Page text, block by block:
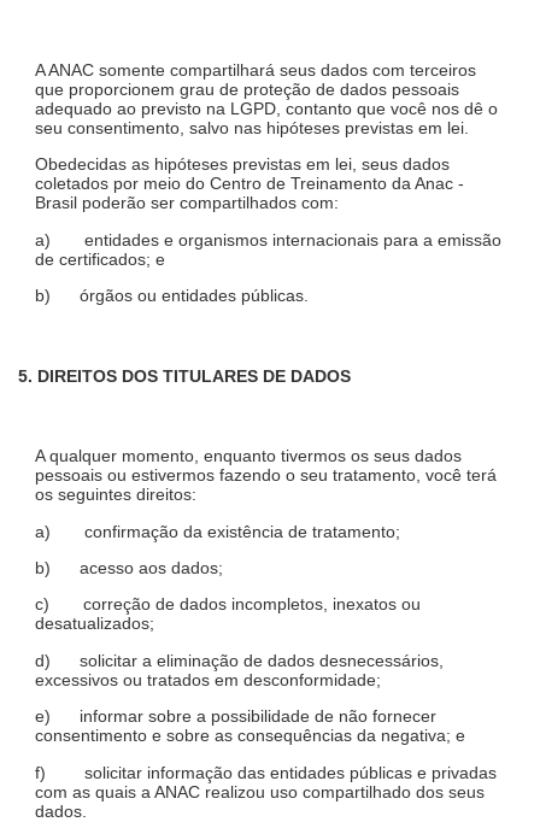
A ANAC somente compartilhará seus dados com terceiros
que proporcionem grau de proteção de dados pessoais
adequado ao previsto na LGPD, contanto que você nos dê o
seu consentimento, salvo nas hipóteses previstas em lei.
Obedecidas as hipóteses previstas em lei, seus dados
coletados por meio do Centro de Treinamento da Anac -
Brasil poderão ser compartilhados com:
a) entidades e organismos internacionais para a emissão
de certificados; e
b) órgãos ou entidades públicas.
5. DIREITOS DOS TITULARES DE DADOS
A qualquer momento, enquanto tivermos os seus dados
pessoais ou estivermos fazendo o seu tratamento, você terá
os seguintes direitos:
a) confirmação da existência de tratamento;
b) acesso aos dados;
c) correção de dados incompletos, inexatos ou
desatualizados;
d) solicitar a eliminação de dados desnecessários,
excessivos ou tratados em desconformidade;
e) informar sobre a possibilidade de não fornecer
consentimento e sobre as consequências da negativa; e
f) solicitar informação das entidades públicas e privadas
com as quais a ANAC realizou uso compartilhado dos seus
dados.